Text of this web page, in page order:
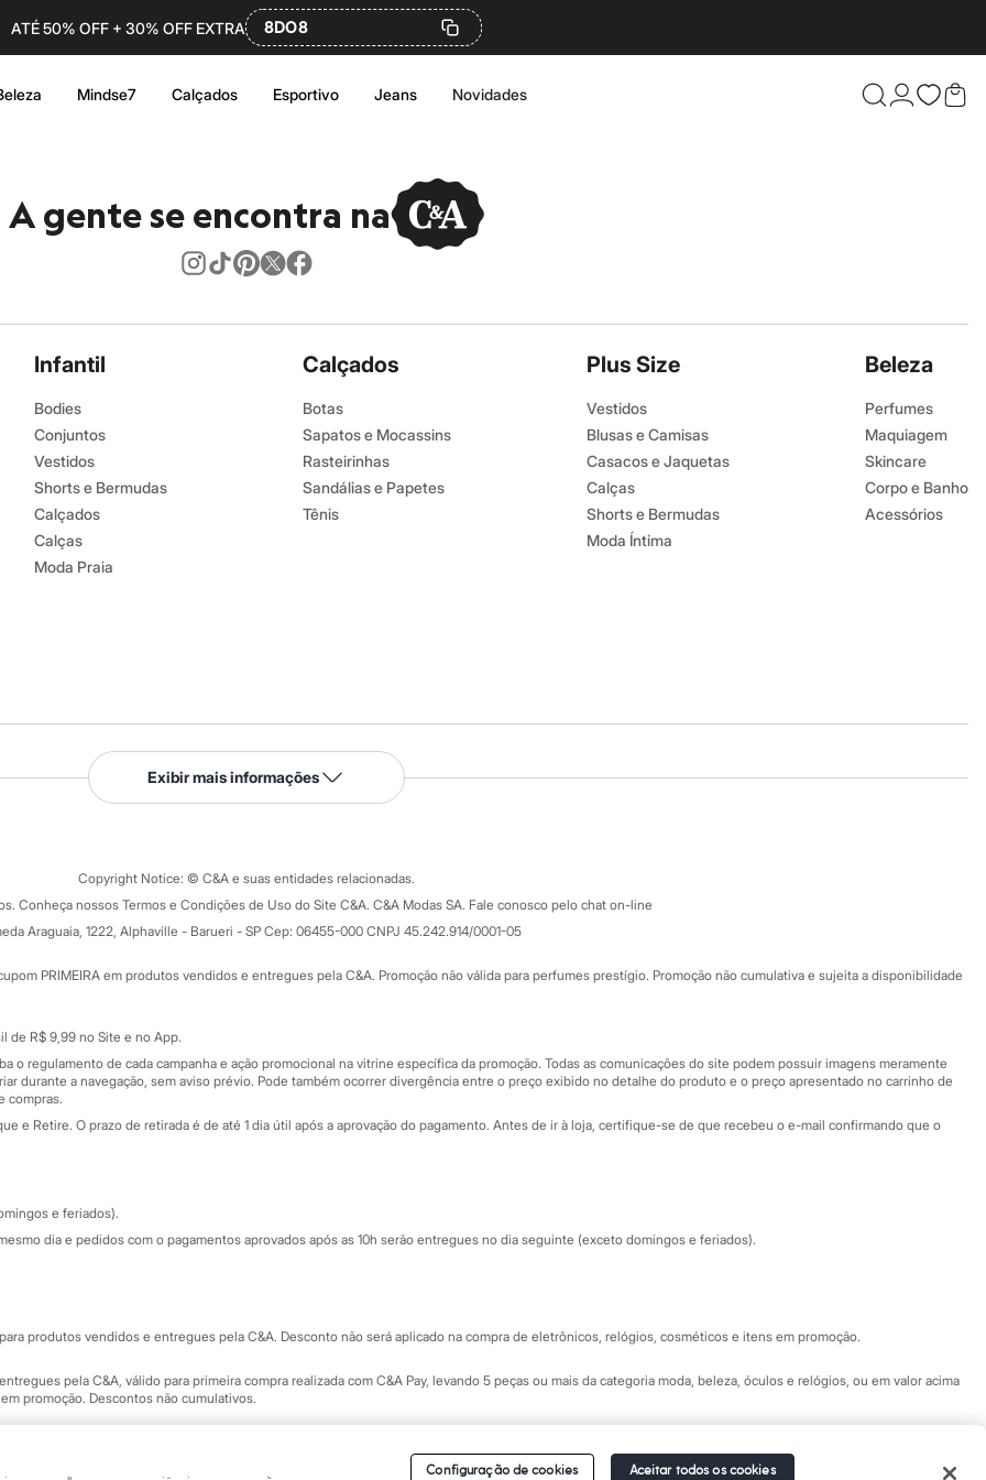
ATÉ 50% OFF + 30% OFF EXTRA 8DO8
Mindse7 Calçados Esportivo Jeans Novidades
Confira
A gente se encontra na
Infantil
Bodies
Conjuntos
Vestidos
Shorts e Bermudas
Calçados
Calças
Moda Praia
Calçados
Botas
Sapatos e Mocassins
Rasteirinhas
Sandálias e Papetes
Tênis
Plus Size
Vestidos
Blusas e Camisas
Casacos e Jaquetas
Calças
Shorts e Bermudas
Moda Íntima
Beleza
Perfumes
Maquiagem
Skincare
Corpo e Banho
Acessórios
Serviços
Tipos de serviços
Formas de pagamento
Todas as vantagens
Minha C&A
Cupons de desconto
Atendimento
Fale conosco
Central de ética
Eventos
Exibir mais informações
Copyright Notice: © C&A e suas entidades relacionadas.
Conheça nossos Termos e Condições de Uso do Site C&A. C&A Modas SA. Fale conosco pelo chat on-line
Araguaia, 1222, Alphaville - Barueri - SP Cep: 06455-000 CNPJ 45.242.914/0001-05
PRIMEIRA em produtos vendidos e entregues pela C&A. Promoção não válida para perfumes prestígio. Promoção não cumulativa e sujeita a disponibilidade
de R$ 9,99 no Site e no App.
o regulamento de cada campanha e ação promocional na vitrine específica da promoção. Todas as comunicações do site podem possuir imagens meramente
durante a navegação, sem aviso prévio. Pode também ocorrer divergência entre o preço exibido no detalhe do produto e o preço apresentado no carrinho de
compras.
e Retire. O prazo de retirada é de até 1 dia útil após a aprovação do pagamento. Antes de ir à loja, certifique-se de que recebeu o e-mail confirmando que o
e feriados).
dia e pedidos com o pagamentos aprovados após as 10h serão entregues no dia seguinte (exceto domingos e feriados).
produtos vendidos e entregues pela C&A. Desconto não será aplicado na compra de eletrônicos, relógios, cosméticos e itens em promoção.
pela C&A, válido para primeira compra realizada com C&A Pay, levando 5 peças ou mais da categoria moda, beleza, óculos e relógios, ou em valor acima
promoção. Descontos não cumulativos.
Configuração de cookies Aceitar todos os cookies